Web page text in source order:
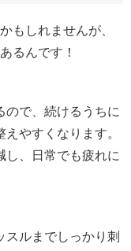
もしれませんが、
るんです！
ので、続けるうちに
やすくなります。
し、日常でも疲れに
スルまでしっかり刺